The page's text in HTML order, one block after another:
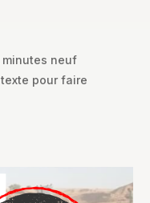
minutes neuf
pour faire